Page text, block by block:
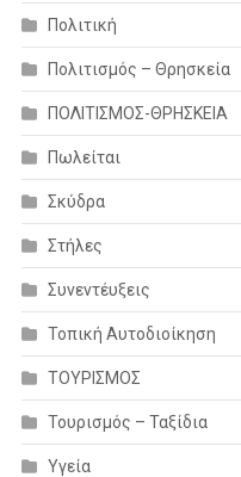
Πολιτική
Πολιτισμός – Θρησκεία
ΠΟΛΙΤΙΣΜΟΣ-ΘΡΗΣΚΕΙΑ
Πωλείται
Σκύδρα
Στήλες
Συνεντέυξεις
Τοπική Αυτοδιοίκηση
ΤΟΥΡΙΣΜΟΣ
Τουρισμός – Ταξίδια
Υγεία